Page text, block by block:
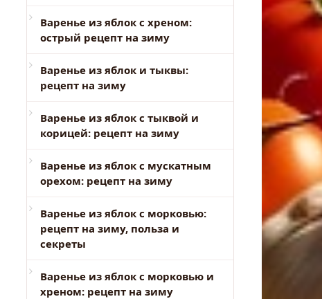
Варенье из яблок с хреном:
острый рецепт на зиму
Варенье из яблок и тыквы:
рецепт на зиму
Варенье из яблок с тыквой и
корицей: рецепт на зиму
Варенье из яблок с мускатным
орехом: рецепт на зиму
Варенье из яблок с морковью:
рецепт на зиму, польза и
секреты
Варенье из яблок с морковью и
хреном: рецепт на зиму